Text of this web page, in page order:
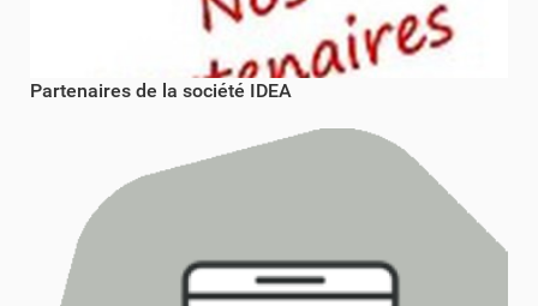
Partenaires de la société IDEA